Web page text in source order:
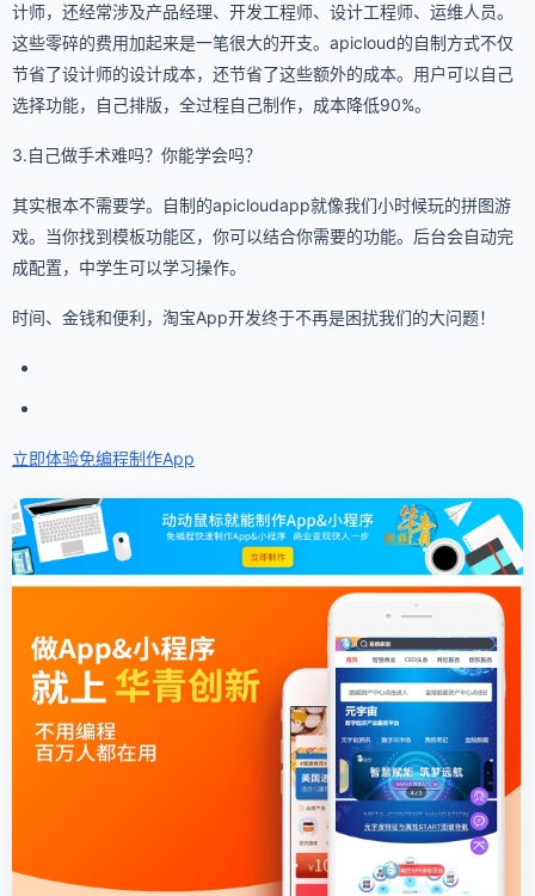
计师，还经常涉及产品经理、开发工程师、设计工程师、运维人员。
这些零碎的费用加起来是一笔很大的开支。apicloud的自制方式不仅
节省了设计师的设计成本，还节省了这些额外的成本。用户可以自己
选择功能，自己排版，全过程自己制作，成本降低90%。
3.自己做手术难吗？你能学会吗？
其实根本不需要学。自制的apicloudapp就像我们小时候玩的拼图游
戏。当你找到模板功能区，你可以结合你需要的功能。后台会自动完
成配置，中学生可以学习操作。
时间、金钱和便利，淘宝App开发终于不再是困扰我们的大问题！
立即体验免编程制作App